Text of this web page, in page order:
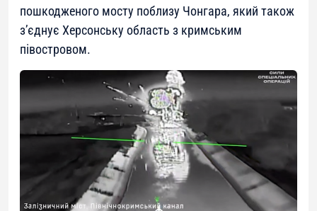
пошкодженого мосту поблизу Чонгара, який також
з’єднує Херсонську область з кримським
півостровом.